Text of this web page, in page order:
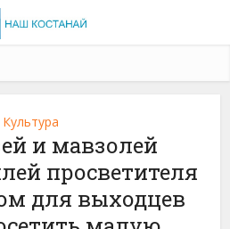
Культура
и мавзолей
просветителя
для выходцев